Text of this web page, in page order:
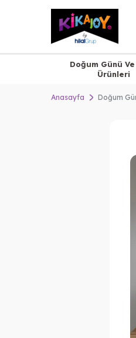
Doğum Günü
Ürünleri
Anasayfa Doğum